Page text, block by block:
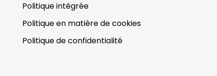
Politique intégrée
Politique en matière de cookies
Politique de confidentialité